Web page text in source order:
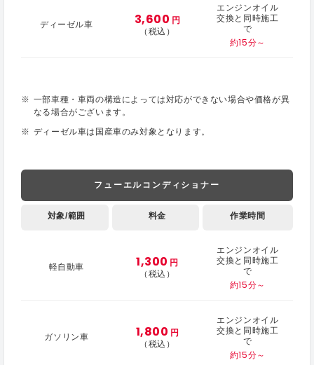
ディーゼル車 3,600 円
（税込）
エンジンオイル
交換と同時施工
で
約15分～
一部車種・車両の構造によっては対応ができない場合や価格が異
なる場合がございます。
ディーゼル車は国産車のみ対象となります。
フューエルコンディショナー
対象/範囲 料金 作業時間
軽自動車 1,300 円
（税込）
エンジンオイル
交換と同時施工
で
約15分～
ガソリン車 1,800 円
（税込）
エンジンオイル
交換と同時施工
で
約15分～